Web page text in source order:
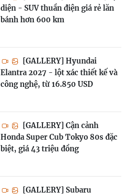
diện - SUV thuần điện giá rẻ lăn
bánh hơn 600 km
[GALLERY] Hyundai
Elantra 2027 - lột xác thiết kế và
công nghệ, từ 16.850 USD
[GALLERY] Cận cảnh
Honda Super Cub Tokyo 80s đặc
biệt, giá 43 triệu đồng
[GALLERY] Subaru